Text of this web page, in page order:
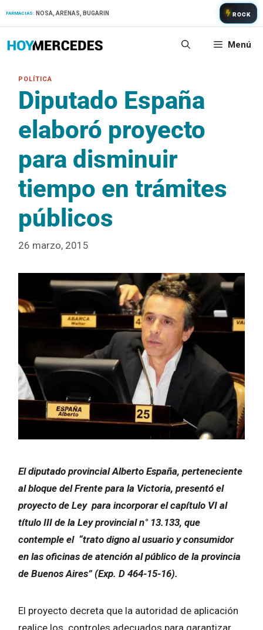
FARMACIAS: NOSA, ARENAS, BUGARIN ROCK
Menú
Diputado España
elaboró proyecto
para disminuir
tiempo en trámites
públicos
26 marzo, 2015
El diputado provincial Alberto España, perteneciente
al bloque del Frente para la Victoria, presentó el
proyecto de Ley para incorporar el capítulo VI al
título III de la Ley provincial n° 13.133, que
contemple el “trato digno al usuario y consumidor
en las oficinas de atención al público de la provincia
de Buenos Aires” (Exp. D 464-15-16).
El proyecto decreta que la autoridad de aplicación